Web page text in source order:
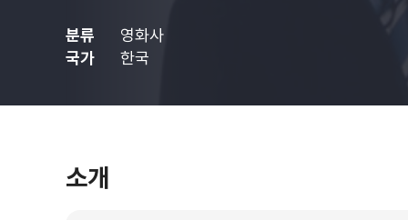
분류
영화사
국가
한국
소개